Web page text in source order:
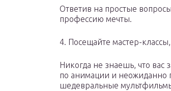
Ответив на простые
профессию мечты.
4. Посещайте мастер-
Никогда не знаешь, что вас
по анимации и неожиданно
шедевральные